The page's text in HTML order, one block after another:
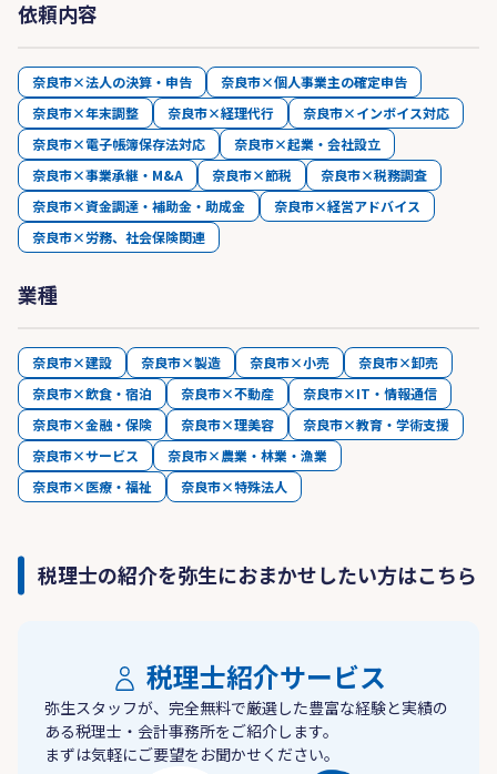
依頼内容
奈良市×法人の決算・申告
奈良市×個人事業主の確定申告
奈良市×年末調整
奈良市×経理代行
奈良市×インボイス対応
奈良市×電子帳簿保存法対応
奈良市×起業・会社設立
奈良市×事業承継・M&A
奈良市×節税
奈良市×税務調査
奈良市×資金調達・補助金・助成金
奈良市×経営アドバイス
奈良市×労務、社会保険関連
業種
奈良市×建設 奈良市×製造 奈良市×小売
奈良市×卸売
奈良市×飲食・宿泊
奈良市×不動産
奈良市×IT・情報通信
奈良市×金融・保険
奈良市×理美容
奈良市×教育・学術支援
奈良市×サービス
奈良市×農業・林業・漁業
奈良市×医療・福祉
奈良市×特殊法人
税理士の紹介を弥生におまかせしたい方はこちら
税理士紹介サービス
弥生スタッフが、完全無料で厳選した豊富な経験と実績の
ある税理士・会計事務所をご紹介します。
まずは気軽にご要望をお聞かせください。